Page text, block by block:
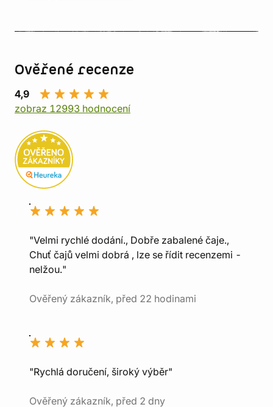
Ověřené recenze
4,9
zobraz 12993 hodnocení
"Velmi rychlé dodání., Dobře zabalené čaje.,
Chuť čajů velmi dobrá , lze se řídit recenzemi -
nelžou."
Ověřený zákazník, před 22 hodinami
"Rychlá doručení, široký výběr"
Ověřený zákazník, před 2 dny